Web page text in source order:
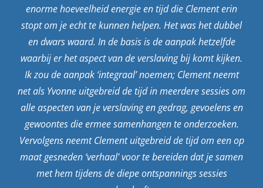
enorme hoeveelheid energie en tijd die Clement erin
stopt om je echt te kunnen helpen. Het was het dubbel
en dwars waard. In de basis is de aanpak hetzelfde
waarbij er het aspect van de verslaving bij komt kijken.
Ik zou de aanpak ‘integraal’ noemen; Clement neemt
net als Yvonne uitgebreid de tijd in meerdere sessies om
alle aspecten van je verslaving en gedrag, gevoelens en
gewoontes die ermee samenhangen te onderzoeken.
Vervolgens neemt Clement uitgebreid de tijd om een op
maat gesneden ‘verhaal’ voor te bereiden dat je samen
met hem tijdens de diepe ontspannings sessies